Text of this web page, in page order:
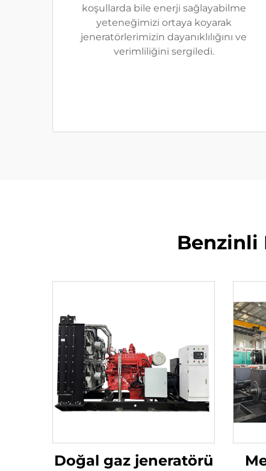
koşullarda bile enerji sağlayabilme
yeteneğimizi ortaya koyarak
jeneratörlerimizin dayanıklılığını ve
verimliliğini sergiledi.
Benzinli
Doğal gaz jeneratörü